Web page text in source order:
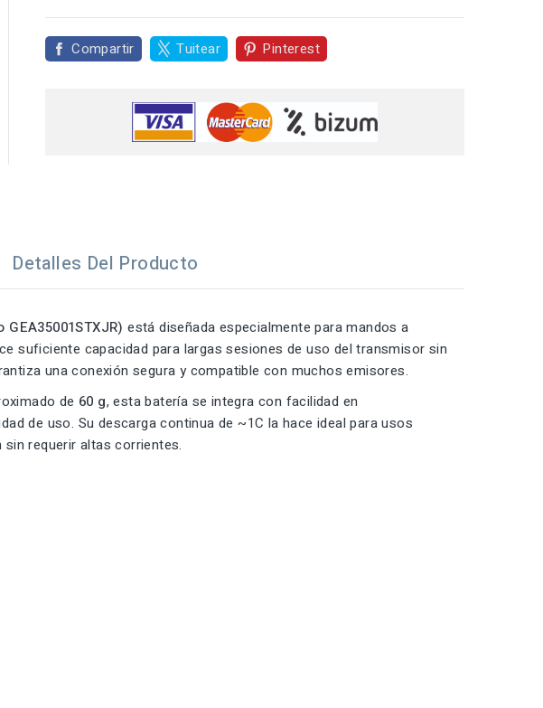
Compartir Tuitear Pinterest
Detalles Del Producto
está diseñada especialmente para mandos a
suficiente capacidad para largas sesiones de uso del transmisor sin
una conexión segura y compatible con muchos emisores.
de 60 g, esta batería se integra con facilidad en
de uso. Su descarga continua de ~1C la hace ideal para usos
requerir altas corrientes.